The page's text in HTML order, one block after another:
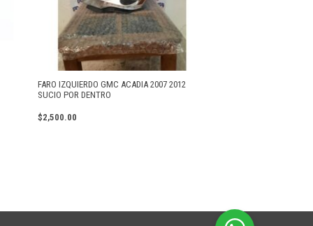
FARO IZQUIERDO GMC ACADIA 2007 2012
SUCIO POR DENTRO
$2,500.00